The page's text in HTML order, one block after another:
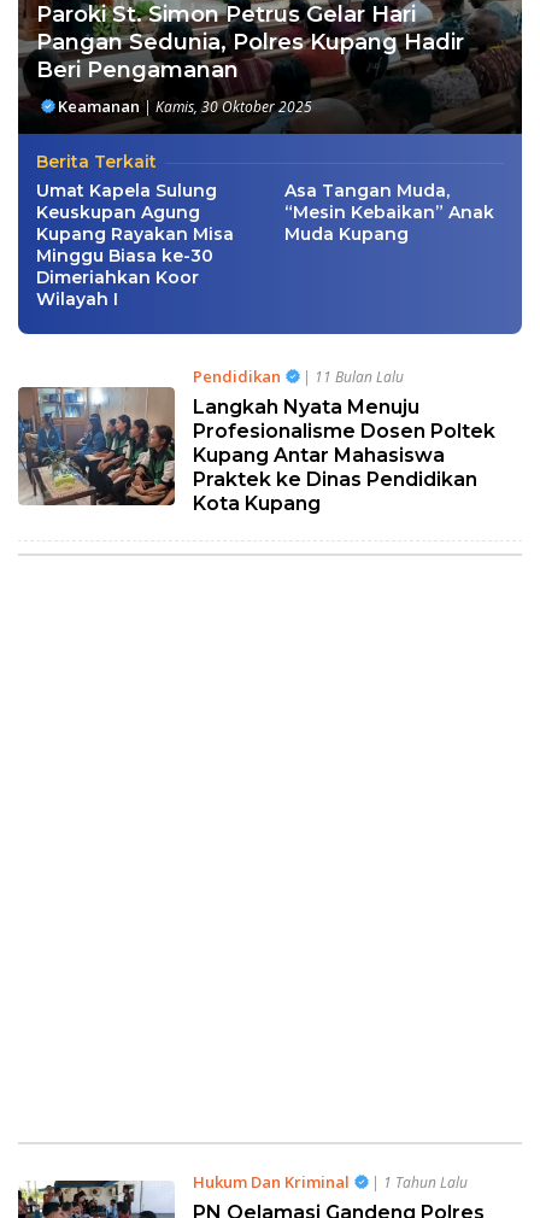
Paroki St. Simon Petrus Gelar Hari
Pangan Sedunia, Polres Kupang Hadir
Beri Pengamanan
Keamanan| Kamis, 30 Oktober 2025
Berita Terkait
Umat Kapela Sulung
Keuskupan Agung
Kupang Rayakan Misa
Minggu Biasa ke-30
Dimeriahkan Koor
Wilayah I
Asa Tangan Muda,
“Mesin Kebaikan” Anak
Muda Kupang
Pendidikan | 11 Bulan Lalu
Langkah Nyata Menuju
Profesionalisme Dosen Poltek
Kupang Antar Mahasiswa
Praktek ke Dinas Pendidikan
Kota Kupang
Hukum Dan Kriminal | 1 Tahun Lalu
PN Oelamasi Gandeng Polres